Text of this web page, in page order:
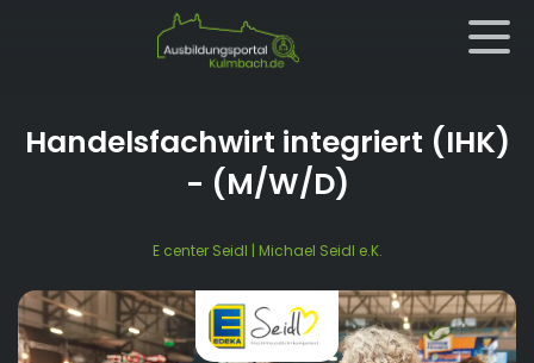
Handelsfachwirt integriert (IHK)
- (M/W/D)
E center Seidl | Michael Seidl e.K.